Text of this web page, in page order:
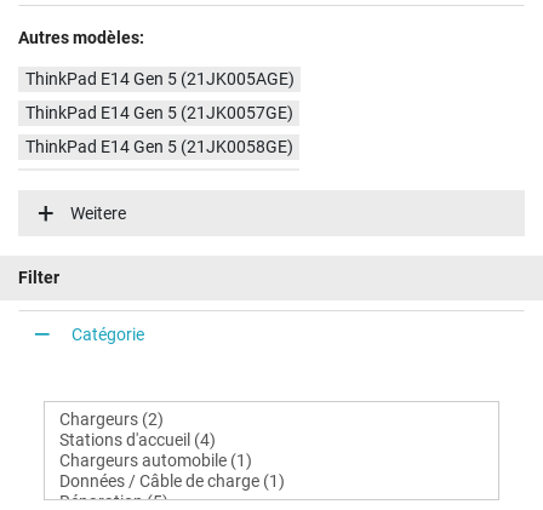
Autres modèles:
ThinkPad E14 Gen 5 (21JK005AGE)
ThinkPad E14 Gen 5 (21JK0057GE)
ThinkPad E14 Gen 5 (21JK0058GE)
ThinkPad E14 Gen 5 (21JKCTO1WWDE3)
ThinkPad E14 Gen 5 (21JKCTO1WWDE1)
ThinkPad E14 Gen 5 (21JK005BGE)
ThinkPad E14 Gen 5 (21JK000AGE)
ThinkPad E14 Gen 5 (21JK00DQGE)
ThinkPad E14 Gen 5 (21JK00DPSP)
Weitere
Filter
Catégorie